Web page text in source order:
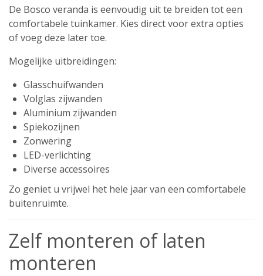
De Bosco veranda is eenvoudig uit te breiden tot een
comfortabele tuinkamer. Kies direct voor extra opties
of voeg deze later toe.
Mogelijke uitbreidingen:
Glasschuifwanden
Volglas zijwanden
Aluminium zijwanden
Spiekozijnen
Zonwering
LED-verlichting
Diverse accessoires
Zo geniet u vrijwel het hele jaar van een comfortabele
buitenruimte.
Zelf monteren of laten
monteren